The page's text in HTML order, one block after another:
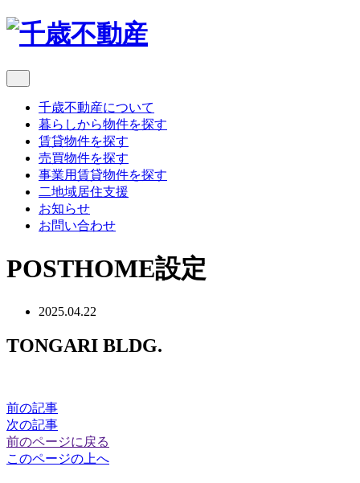
千歳不動産について
暮らしから物件を探す
賃貸物件を探す
売買物件を探す
事業用賃貸物件を探す
二地域居住支援
お知らせ
お問い合わせ
POSTHOME設定
2025.04.22
TONGARI BLDG.
前の記事
次の記事
前のページに戻る
このページの上へ